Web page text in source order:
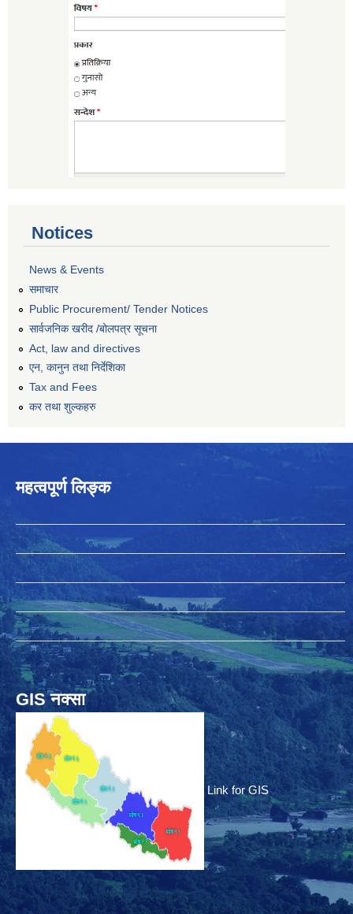
Notices
News & Events
समाचार
Public Procurement/ Tender Notices
सार्वजनिक खरीद /बोलपत्र सूचना
Act, law and directives
एन, कानुन तथा निर्देशिका
Tax and Fees
कर तथा शुल्कहरु
महत्वपूर्ण लिङ्क
GIS नक्सा
Link for GIS